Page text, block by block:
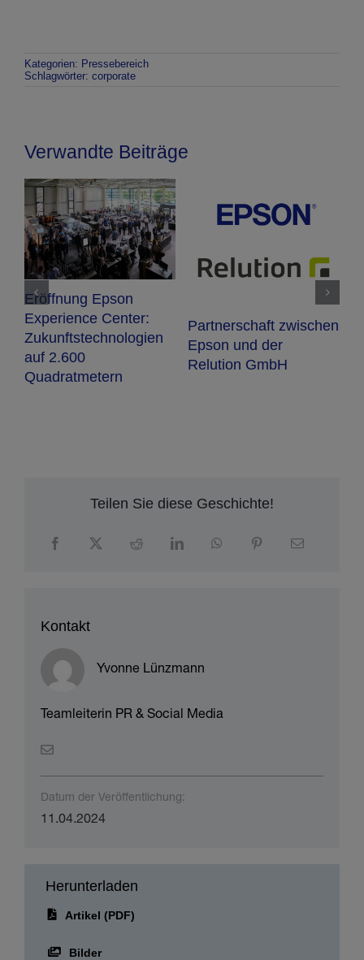
Kategorien: Pressebereich
Schlagwörter: corporate
Verwandte Beiträge
Eröffnung Epson
Experience Center:
Zukunftstechnologien
auf 2.600
Quadratmetern
Partnerschaft zwischen
Epson und der
Relution GmbH
Teilen Sie diese Geschichte!
Kontakt
Yvonne Lünzmann
Teamleiterin PR & Social Media
Datum der Veröffentlichung:
11.04.2024
Herunterladen
Artikel (PDF)
Bilder